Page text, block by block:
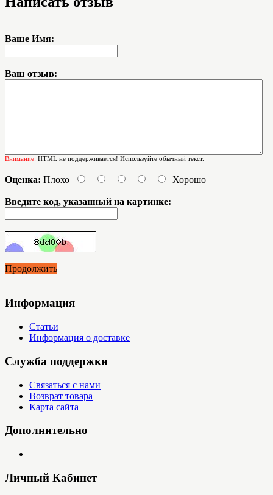
Ваше Имя:
Ваш отзыв:
Внимание: HTML не поддерживается! Используйте обычный текст.
Оценка: Плохо Хорошо
Введите код, указанный на картинке:
Продолжить
Информация
Статьи
Информация о доставке
Служба поддержки
Связаться с нами
Возврат товара
Карта сайта
Дополнительно
Личный Кабинет